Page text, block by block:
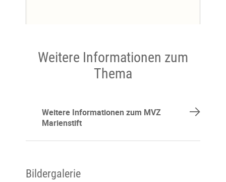
Weitere Informationen zum
Thema
Weitere Informationen zum MVZ
Marienstift
Bildergalerie